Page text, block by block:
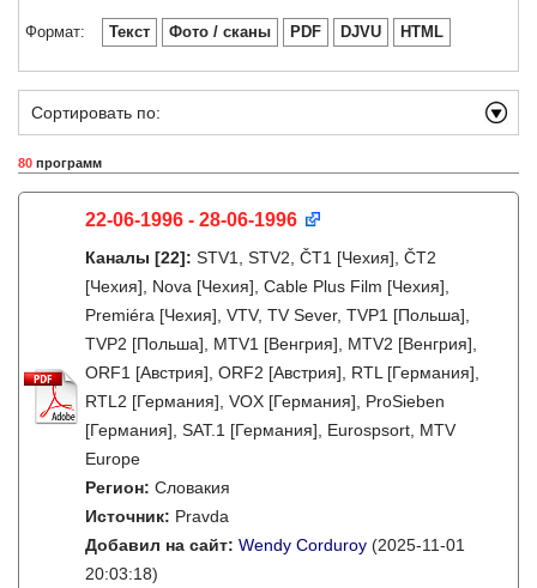
Формат: Текст Фото / сканы PDF DJVU HTML
Сортировать по:
80 программ
22-06-1996 - 28-06-1996
Каналы [22]: STV1, STV2, ČT1 [Чехия], ČT2
[Чехия], Nova [Чехия], Cable Plus Film [Чехия],
Premiéra [Чехия], VTV, TV Sever, TVP1 [Польша],
TVP2 [Польша], MTV1 [Венгрия], MTV2 [Венгрия],
ORF1 [Австрия], ORF2 [Австрия], RTL [Германия],
RTL2 [Германия], VOX [Германия], ProSieben
[Германия], SAT.1 [Германия], Eurospsort, MTV
Europe
Регион: Словакия
Источник: Pravda
Добавил на сайт: Wendy Corduroy (2025-11-01
20:03:18)